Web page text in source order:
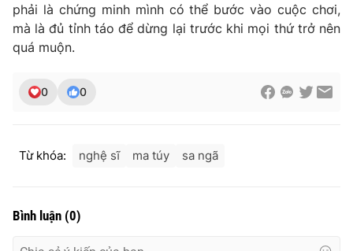
phải là chứng minh mình có thể bước vào cuộc chơi,
mà là đủ tỉnh táo để dừng lại trước khi mọi thứ trở nên
quá muộn.
0 0
Từ khóa: nghệ sĩ ma túy sa ngã
Bình luận (0)